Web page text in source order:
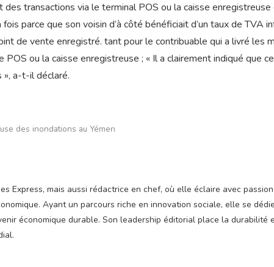
transactions via le terminal POS ou la caisse enregistreuse
parce que son voisin d’à côté bénéficiait d’un taux de TVA
de vente enregistré. tant pour le contribuable qui a livré les
ou la caisse enregistreuse ; « Il a clairement indiqué que
», a-t-il déclaré.
des inondations au Yémen
Express, mais aussi rédactrice en chef, où elle éclaire avec
Ayant un parcours riche en innovation sociale, elle se
économique durable. Son leadership éditorial place la durabilité